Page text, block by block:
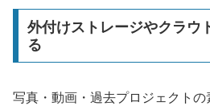
外付けストレージやクラウ
る
写真・動画・過去プロジェクト